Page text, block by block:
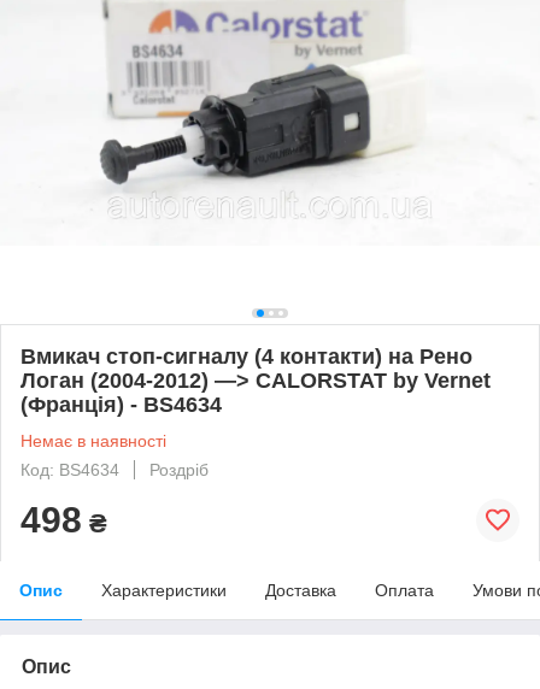
Вмикач стоп-сигналу (4 контакти) на Рено
Логан (2004-2012) —> CALORSTAT by Vernet
(Франція) - BS4634
Немає в наявності
Код: BS4634
Роздріб
498 ₴
Опис Характеристики Доставка Оплата Умови
Опис